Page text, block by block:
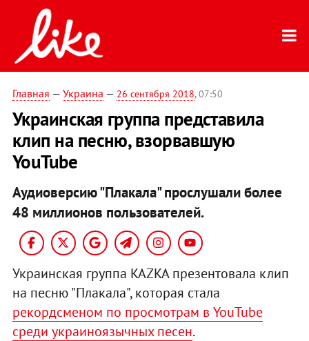
Главная — Украина — 26 сентября 2018, 07:50
Украинская группа представила
клип на песню, взорвавшую
YouTube
Аудиоверсию "Плакала" прослушали более
48 миллионов пользователей.
Украинская группа KAZKA презентовала клип
на песню "Плакала", которая стала
рекордсменом по просмотрам в YouTube
среди украиноязычных песен.